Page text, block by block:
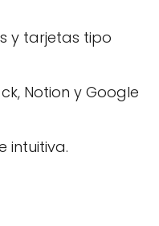
y tarjetas tipo
Notion y Google
intuitiva.